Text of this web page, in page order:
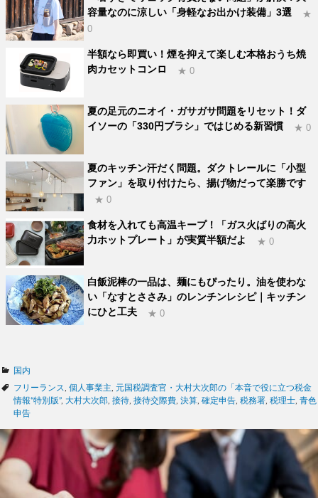
容量なのに涼しい「身軽なお出かけ装備」3選
★
0
半額なら即買い！煙を抑えて楽しむ本格おうち焼
肉カセットコンロ
★ 0
夏の足元のニオイ・ガサガサ問題をリセット！ダ
イソーの「330円ブラシ」ではじめる新習慣
★ 0
夏のキッチン汗だく問題。ダクトレールに「小型
ファン」を取り付けたら、揚げ物だって楽勝です
★ 0
食材を入れても高温キープ！「ガス火ばりの高火
力ホットプレート」が実質半額だよ
★ 0
白飯泥棒の一品は、麺にもぴったり。油を使わな
い「なすとささみ」のレンチンレシピ｜キッチン
にひと工夫
★ 0
カ
テ
ゴ
リ
国内
タ
グ
フリーランス 個人事業主 元国税調査官・大村大次郎の「本音で役に立つ税金
情報“特別版”, 大村大次郎 接待 接待交際費 決算 確定申告 税務署 税理士 青色
申告